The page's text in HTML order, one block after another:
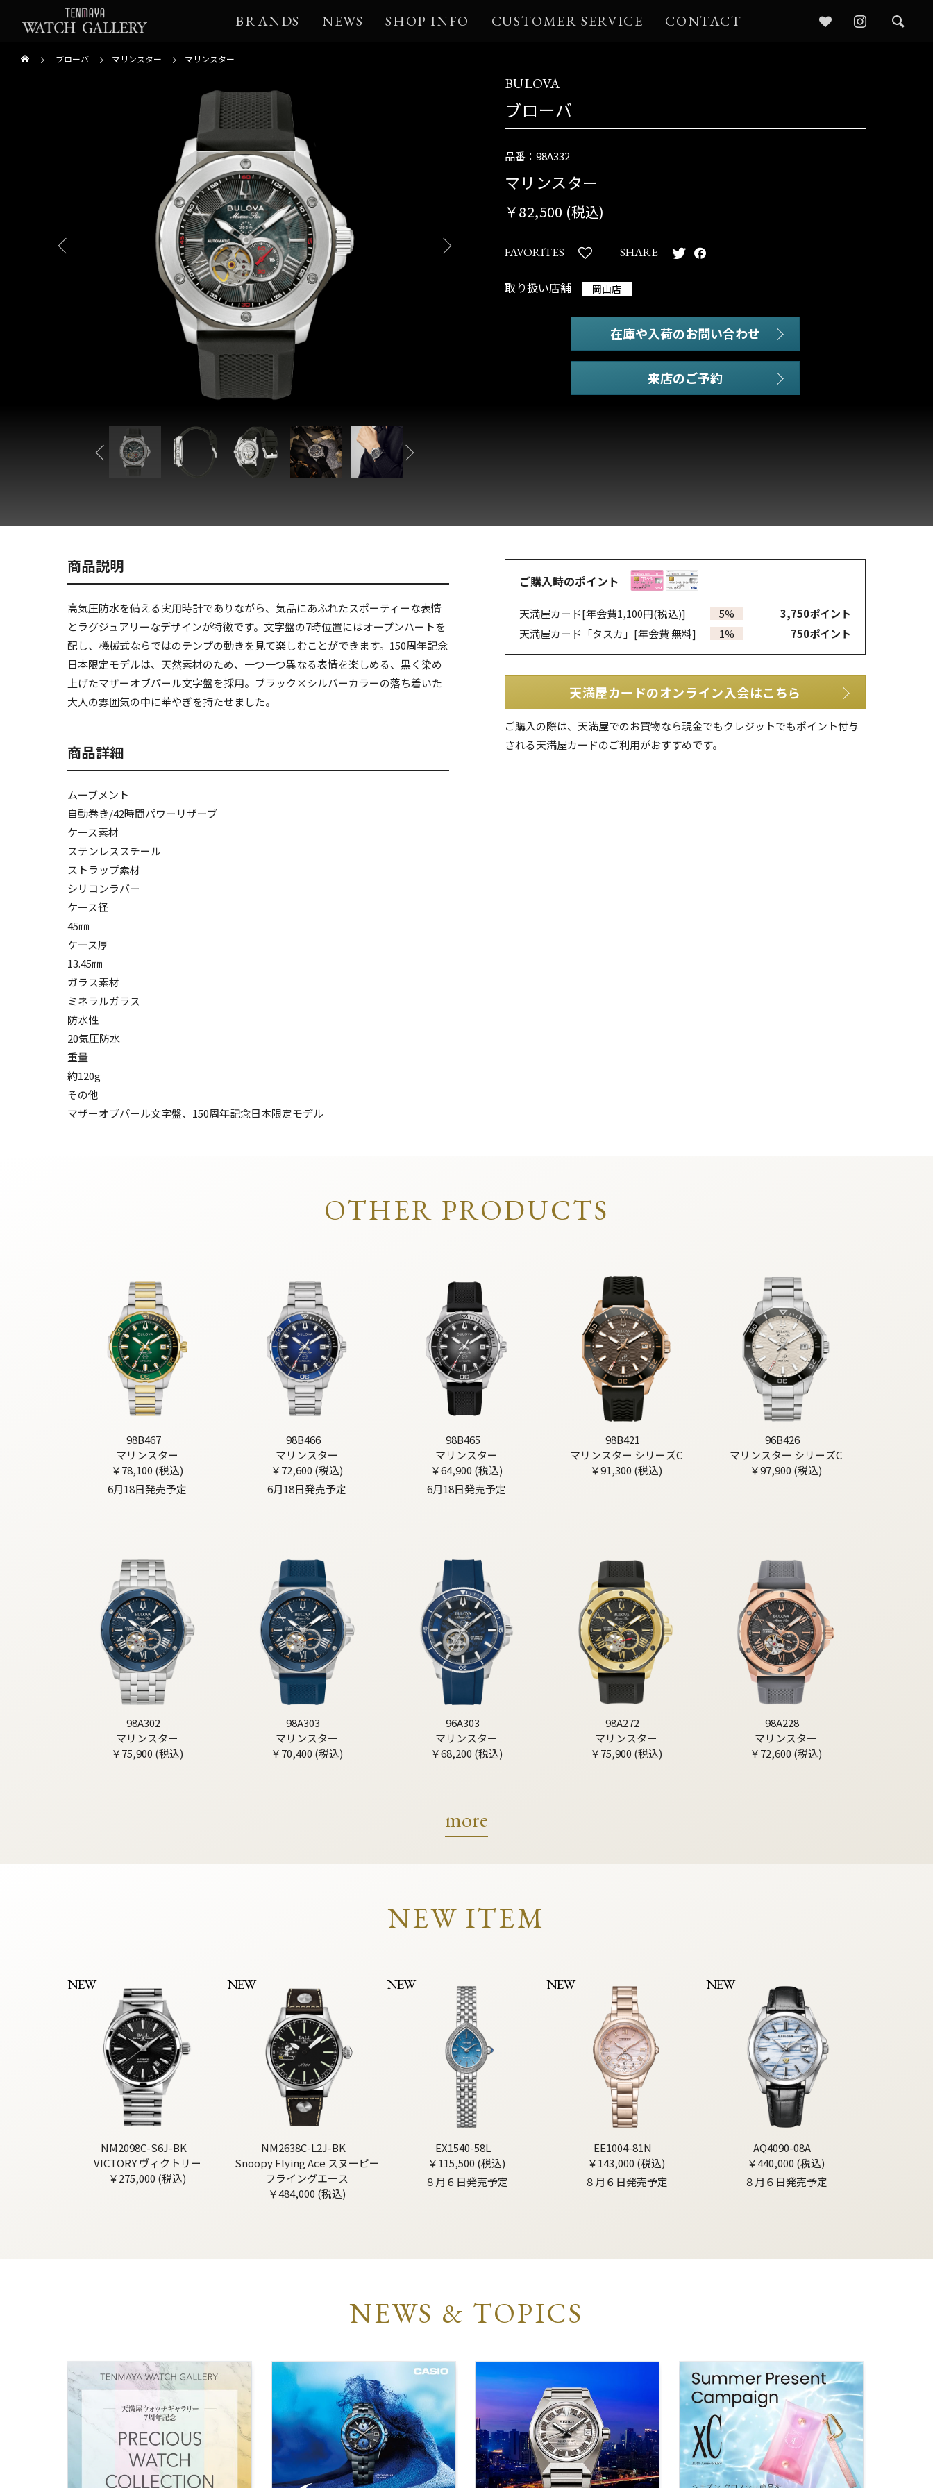
BRANDS NEWS SHOP INFO CUSTOMER SERVICE CONTACT
ブローバ マリンスター マリンスター
BULOVA
ブローバ
品番：98A332
マリンスター
￥82,500 (税込)
FAVORITES SHARE
取り扱い店舗 岡山店
在庫や入荷のお問い合わせ
商品説明
高気圧防水を備える実用時計でありながら、気品にあふれたスポーティーな表情
とラグジュアリーなデザインが特徴です。文字盤の7時位置にはオープンハートを
配し、機械式ならではのテンプの動きを見て楽しむことができます。150周年記念
日本限定モデルは、天然素材のため、一つ一つ異なる表情を楽しめる、黒く染め
上げたマザーオブパール文字盤を採用。ブラック×シルバーカラーの落ち着いた
大人の雰囲気の中に華やぎを持たせました。
商品詳細
ムーブメント
自動巻き/42時間パワーリザーブ
ケース素材
ステンレススチール
ストラップ素材
シリコンラバー
ケース径
45㎜
ケース厚
13.45㎜
ガラス素材
ミネラルガラス
防水性
20気圧防水
重量
約120g
その他
マザーオブパール文字盤、150周年記念日本限定モデル
ご購入時のポイント
天満屋カード[年会費1,100円(税込)] 5% 3,750ポイント
天満屋カード「タスカ」 [年会費 無料] 1% 750ポイント
天満屋カードのオンライン入会はこちら
ご購入の際は、天満屋でのお買物なら現金でもクレジットでもポイント付与
される天満屋カードのご利用がおすすめです。
OTHER PRODUCTS
98B467
マリンスター
￥78,100 (税込)
6月18日発売予定
98B466
マリンスター
￥72,600 (税込)
6月18日発売予定
98B465
マリンスター
￥64,900 (税込)
6月18日発売予定
98B421
マリンスター シリーズC
￥91,300 (税込)
96B426
マリンスター シリーズC
￥97,900 (税込)
98A302
マリンスター
￥75,900 (税込)
98A303
マリンスター
￥70,400 (税込)
96A303
マリンスター
￥68,200 (税込)
98A272
マリンスター
￥75,900 (税込)
98A228
マリンスター
￥72,600 (税込)
more
NEW ITEM
NEW
NM2098C-S6J-BK
VICTORY ヴィクトリー
￥275,000 (税込)
NEW
NM2638C-L2J-BK
Snoopy Flying Ace スヌーピー
フライングエース
￥484,000 (税込)
NEW
EX1540-58L
￥115,500 (税込)
８月６日発売予定
NEW
EE1004-81N
￥143,000 (税込)
８月６日発売予定
NEW
AQ4090-08A
￥440,000 (税込)
８月６日発売予定
NEWS & TOPICS